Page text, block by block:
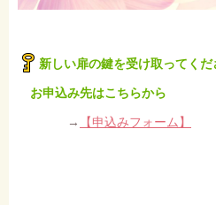
新しい扉の鍵を受け取ってくだ
お申込み先はこちらから
→ 【申込みフォーム】